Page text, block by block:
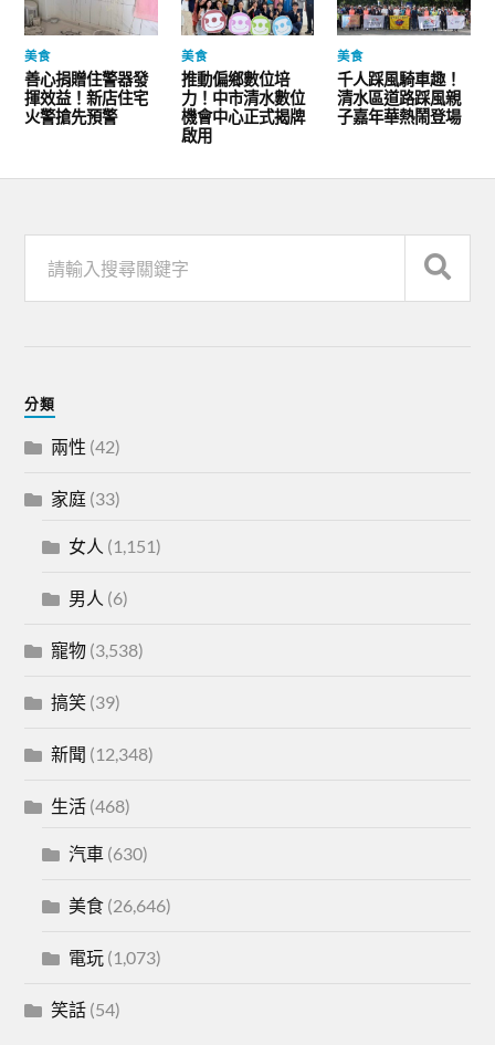
美食
善心捐贈住警器發
揮效益！新店住宅
火警搶先預警
美食
推動偏鄉數位培
力！中市清水數位
機會中心正式揭牌
啟用
美食
千人踩風騎車趣！
清水區道路踩風親
子嘉年華熱鬧登場
分類
兩性 (42)
家庭 (33)
女人 (1,151)
男人 (6)
寵物 (3,538)
搞笑 (39)
新聞 (12,348)
生活 (468)
汽車 (630)
美食 (26,646)
電玩 (1,073)
笑話 (54)